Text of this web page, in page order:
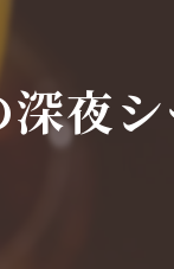
深夜営業
デート
夜